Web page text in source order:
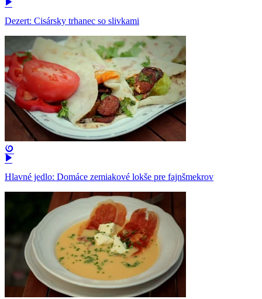
Dezert: Cisársky trhanec so slivkami
Hlavné jedlo: Domáce zemiakové lokše pre fajnšmekrov